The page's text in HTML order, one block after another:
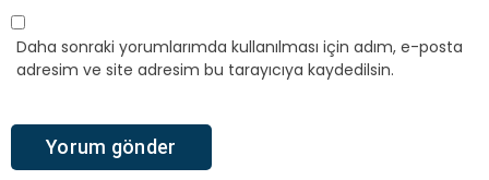
Daha sonraki yorumlarımda kullanılması için adım, e-posta
adresim ve site adresim bu tarayıcıya kaydedilsin.